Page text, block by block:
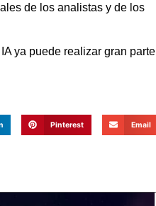
de los analistas y de los
ya puede realizar gran parte
Pinterest Email